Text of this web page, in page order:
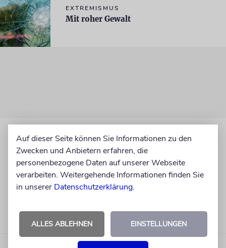
EXTREMISMUS
Mit roher Gewalt
Auf dieser Seite können Sie Informationen zu den
Zwecken und Anbietern erfahren, die
personenbezogene Daten auf unserer Webseite
verarbeiten. Weitergehende Informationen finden Sie
in unserer Datenschutzerklärung.
ALLES ABLEHNEN EINSTELLUNGEN